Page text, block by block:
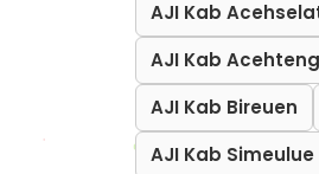
AJI Kab
AJI Kab
AJI Kab Bireuen
AJI Kab Simeulue